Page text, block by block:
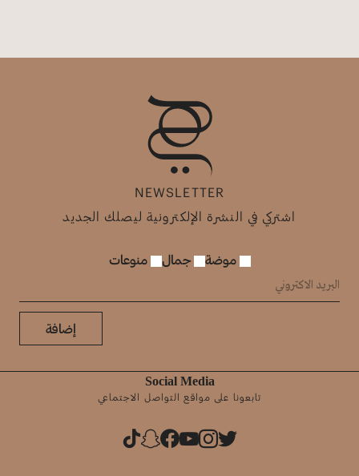
NEWSLETTER
اشتركي في النشرة الإلكترونية ليصلك الجديد
موضة جمال منوعات
إضافة
Social Media
تابعونا على مواقع التواصل الاجتماعي